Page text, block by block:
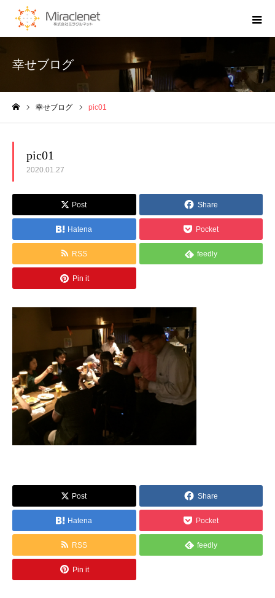
幸せブログ
幸せブログ pic01
pic01
2020.01.27
Post Share
Hatena Pocket
RSS feedly
Pin it
Post Share
Hatena Pocket
RSS feedly
Pin it